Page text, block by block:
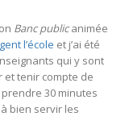
Banc publicanimée
l’école et j’ai été
qui y sont
et tenir compte de
30 minutes
bien servir les